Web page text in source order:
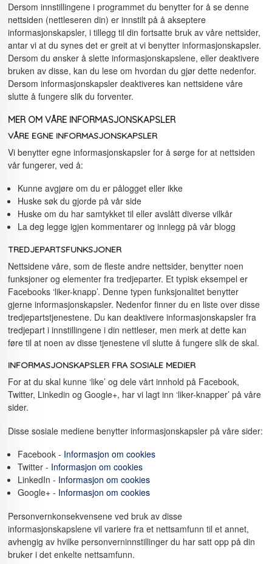
Dersom innstillingene i programmet du benytter for å se denne
nettsiden (nettleseren din) er innstilt på å akseptere
informasjonskapsler, i tillegg til din fortsatte bruk av våre nettsider,
antar vi at du synes det er greit at vi benytter informasjonskapsler.
Dersom du ønsker å slette informasjonskapslene, eller deaktivere
bruken av disse, kan du lese om hvordan du gjør dette nedenfor.
Dersom informasjonskapsler deaktiveres kan nettsidene våre
slutte å fungere slik du forventer.
MER OM VÅRE INFORMASJONSKAPSLER
VÅRE EGNE INFORMASJONSKAPSLER
Vi benytter egne informasjonskapsler for å sørge for at nettsiden
vår fungerer, ved å:
Kunne avgjøre om du er pålogget eller ikke
Huske søk du gjorde på vår side
Huske om du har samtykket til eller avslått diverse vilkår
La deg legge igjen kommentarer og innlegg på vår blogg
TREDJEPARTSFUNKSJONER
Nettsidene våre, som de fleste andre nettsider, benytter noen
funksjoner og elementer fra tredjeparter. Et typisk eksempel er
Facebooks ‘liker-knapp’. Denne typen funksjonalitet benytter
gjerne informasjonskapsler. Nedenfor finner du en liste over disse
tredjepartstjenestene. Du kan deaktivere informasjonskapsler fra
tredjepart i innstillingene i din nettleser, men merk at dette kan
føre til at noen av disse tjenestene vil slutte å fungere slik de skal.
INFORMASJONSKAPSLER FRA SOSIALE MEDIER
For at du skal kunne ‘like’ og dele vårt innhold på Facebook,
Twitter, Linkedin og Google+, har vi lagt inn ‘liker-knapper’ på våre
sider.
Disse sosiale mediene benytter informasjonskapsler på våre sider:
Facebook - Informasjon om cookies
Twitter - Informasjon om cookies
LinkedIn - Informasjon om cookies
Google+ - Informasjon om cookies
Personvernkonsekvensene ved bruk av disse
informasjonskapslene vil variere fra et nettsamfunn til et annet,
avhengig av hvilke personverninnstillinger du har satt opp på din
bruker i det enkelte nettsamfunn.